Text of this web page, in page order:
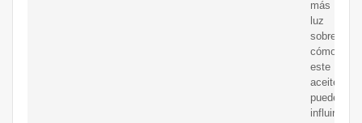
más
luz
sobre
cómo
este
aceite
puede
influir